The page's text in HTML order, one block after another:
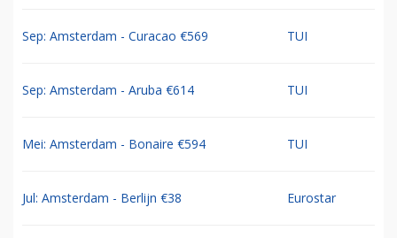
Sep: Amsterdam - Curacao €569 TUI
Sep: Amsterdam - Aruba €614 TUI
Mei: Amsterdam - Bonaire €594 TUI
Jul: Amsterdam - Berlijn €38 Eurostar